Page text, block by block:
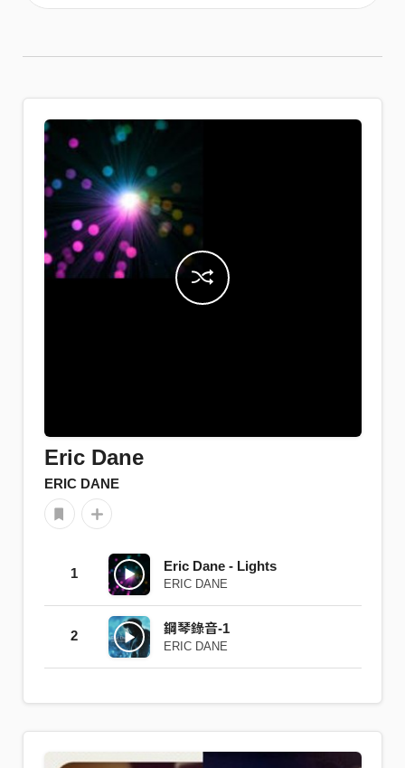
Eric Dane
ERIC DANE
1 Eric Dane - Lights
ERIC DANE
2 鋼琴錄音-1
ERIC DANE